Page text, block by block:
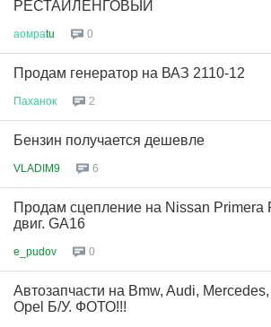
РЕСТАЙЛЕНГОВЫЙ
аомраtu 0
Продам генератор на ВАЗ 2110-12
Паханок 2
Бензин получается дешевле
VLADIM9 6
Продам сцепление на Nissan Primera
двиг. GA16
e_pudov 0
Автозапчасти на Bmw, Audi, Mercedes,
Opel Б/У. ФОТО!!!